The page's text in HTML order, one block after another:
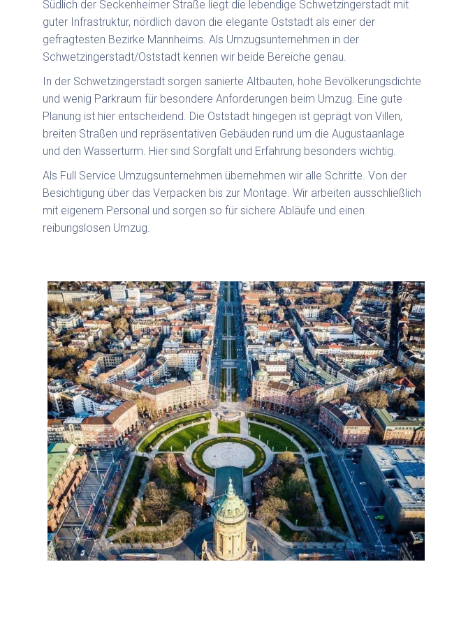
Südlich der Seckenheimer Straße liegt die lebendige Schwetzingerstadt mit
guter Infrastruktur, nördlich davon die elegante Oststadt als einer der
gefragtesten Bezirke Mannheims. Als Umzugsunternehmen in der
Schwetzingerstadt/Oststadt kennen wir beide Bereiche genau.
In der Schwetzingerstadt sorgen sanierte Altbauten, hohe Bevölkerungsdichte
und wenig Parkraum für besondere Anforderungen beim Umzug. Eine gute
Planung ist hier entscheidend. Die Oststadt hingegen ist geprägt von Villen,
breiten Straßen und repräsentativen Gebäuden rund um die Augustaanlage
und den Wasserturm. Hier sind Sorgfalt und Erfahrung besonders wichtig.
Als Full Service Umzugsunternehmen übernehmen wir alle Schritte. Von der
Besichtigung über das Verpacken bis zur Montage. Wir arbeiten ausschließlich
mit eigenem Personal und sorgen so für sichere Abläufe und einen
reibungslosen Umzug.